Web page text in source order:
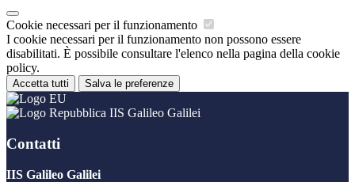
Cookie necessari per il funzionamento
I cookie necessari per il funzionamento non possono essere
disabilitati. È possibile consultare l'elenco nella pagina della cookie
policy.
Accetta tutti Salva le preferenze
IIS Galileo Galilei
Contatti
IIS Galileo Galilei